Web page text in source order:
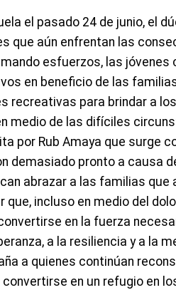
el pasado 24 de junio, el
que aún enfrentan las
esfuerzos, las jóvenes
en beneficio de las
recreativas para brindar a
medio de las difíciles
por Rub Amaya que surge
demasiado pronto a causa
abrazar a las familias que
incluso en medio del
en la fuerza
a la resiliencia y a la
a quienes continúan
en un refugio en